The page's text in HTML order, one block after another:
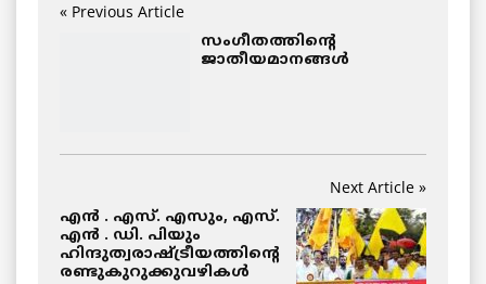
« Previous Article
സംഗീതത്തിന്റെ
ജാതീയമാനങ്ങള്‍
Next Article »
എന്‍ . എസ്. എസും, എസ്.
എന്‍ . ഡി. പിയും
ഹിന്ദുത്വരാഷ്ട്രീയത്തിന്റെ
രണ്ടുകുറുക്കുവഴികള്‍